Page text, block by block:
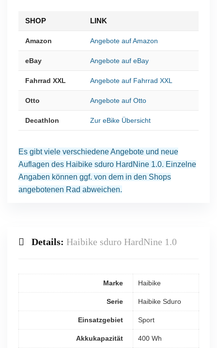
SHOP LINK
Amazon Angebote auf Amazon
eBay Angebote auf eBay
Fahrrad XXL Angebote auf Fahrrad XXL
Otto Angebote auf Otto
Decathlon Zur eBike Übersicht
Es gibt viele verschiedene Angebote und neue
Auflagen des Haibike sduro HardNine 1.0. Einzelne
Angaben können ggf. von dem in den Shops
angebotenen Rad abweichen.
Details: Haibike sduro HardNine 1.0
Marke Haibike
Serie Haibike Sduro
Einsatzgebiet Sport
Akkukapazität 400 Wh